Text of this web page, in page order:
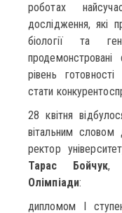
роботах
дослідження, які
біології та
рівень
стати
28 квітня
вітальним словом
ректор
Тарас Бойчук,
Олімпіади:
дипломом І